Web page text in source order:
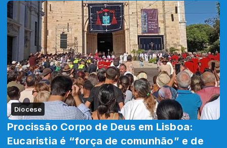
Diocese
Procissão Corpo de Deus em Lisboa:
Eucaristia é “força de comunhão” e de